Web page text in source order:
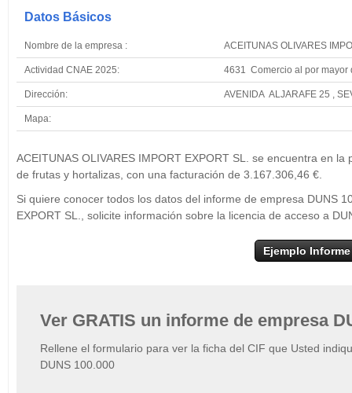
Datos Básicos
Nombre de la empresa : ACEITUNAS OLIVARES
Actividad CNAE 2025: 4631 Comercio al por mayor
Dirección: AVENIDA ALJARAFE 25 ,
Mapa:
−
ACEITUNAS OLIVARES IMPORT EXPORT SL. se encuentra en
de frutas y hortalizas, con una facturación de 3.167.306,46 €.
Si quiere conocer todos los datos del informe de empresa DUNS
EXPORT SL., solicite información sobre la licencia de acceso a
Ejemplo Informe
Ver GRATIS un informe de empresa
Rellene el formulario para ver la ficha del CIF que Usted
DUNS 100.000